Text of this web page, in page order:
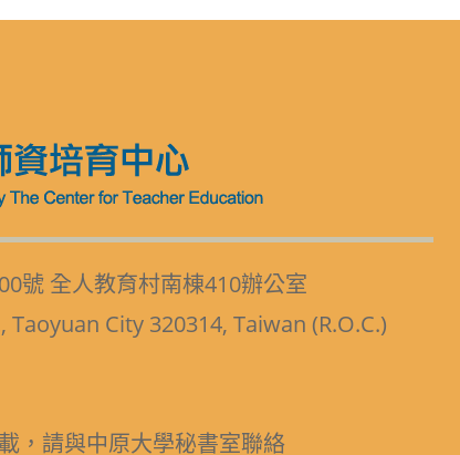
號 全人教育村南棟410辦公室
City 320314, Taiwan (R.O.C.)
，請與中原大學秘書室聯絡